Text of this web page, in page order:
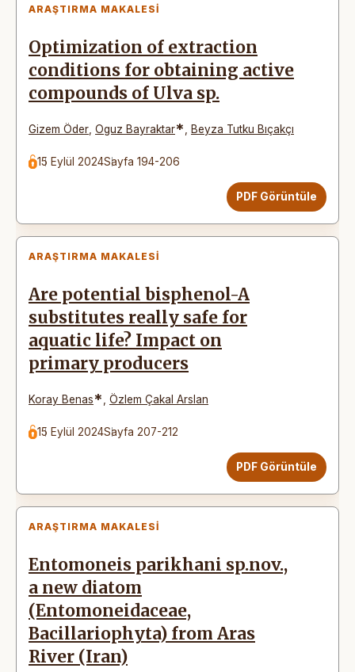
ARAŞTIRMA MAKALESI
Optimization of extraction
conditions for obtaining active
compounds of Ulva sp.
Gizem Öder Oguz Bayraktar* Beyza Tutku Bıçakçı
15 Eylül 2024Sayfa 194-206
PDF Görüntüle
ARAŞTIRMA MAKALESI
Are potential bisphenol-A
substitutes really safe for
aquatic life? Impact on
primary producers
Koray Benas* Özlem Çakal Arslan
15 Eylül 2024Sayfa 207-212
PDF Görüntüle
ARAŞTIRMA MAKALESI
Entomoneis parikhani sp.nov.,
a new diatom
(Entomoneidaceae,
Bacillariophyta) from Aras
River (Iran)